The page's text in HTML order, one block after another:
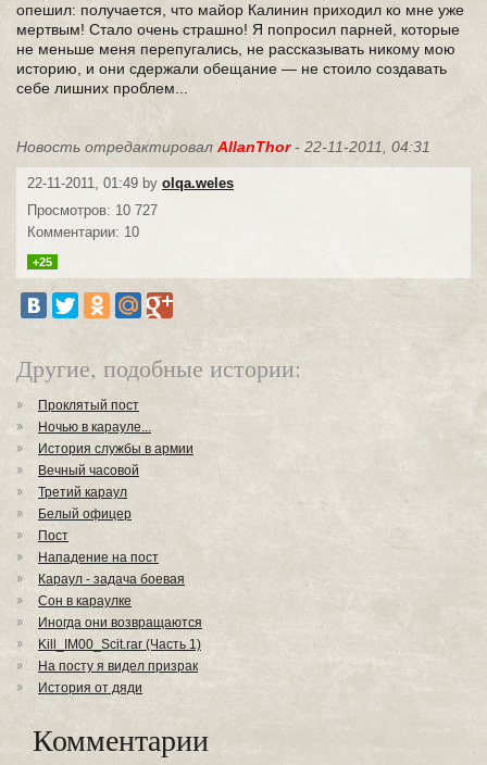
опешил: получается, что майор Калинин приходил ко мне уже
мертвым! Стало очень страшно! Я попросил парней, которые
не меньше меня перепугались, не рассказывать никому мою
историю, и они сдержали обещание — не стоило создавать
себе лишних проблем...
Новость отредактировал AllanThor- 22-11-2011, 04:31
22-11-2011, 01:49 by olqa.weles
Просмотров: 10 727
Комментарии: 10
+25
Другие, подобные истории:
Проклятый пост
Ночью в карауле...
История службы в армии
Вечный часовой
Третий караул
Белый офицер
Пост
Нападение на пост
Караул - задача боевая
Сон в караулке
Иногда они возвращаются
Kill_IM00_Scit.rar (Часть 1)
На посту я видел призрак
История от дяди
Комментарии